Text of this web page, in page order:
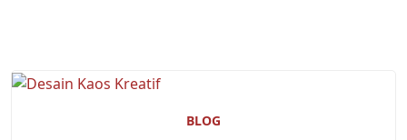
BLOG